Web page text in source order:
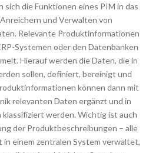
sich die Funktionen eines PIM in das
und Verwalten von
Relevante Produktinformationen
Systemen oder den Datenbanken
Hierauf werden die Daten, die in
sollen, definiert, bereinigt und
können dann mit
relevanten Daten ergänzt und in
werden. Wichtig ist auch
der Produktbeschreibungen – alle
einem zentralen System verwaltet,